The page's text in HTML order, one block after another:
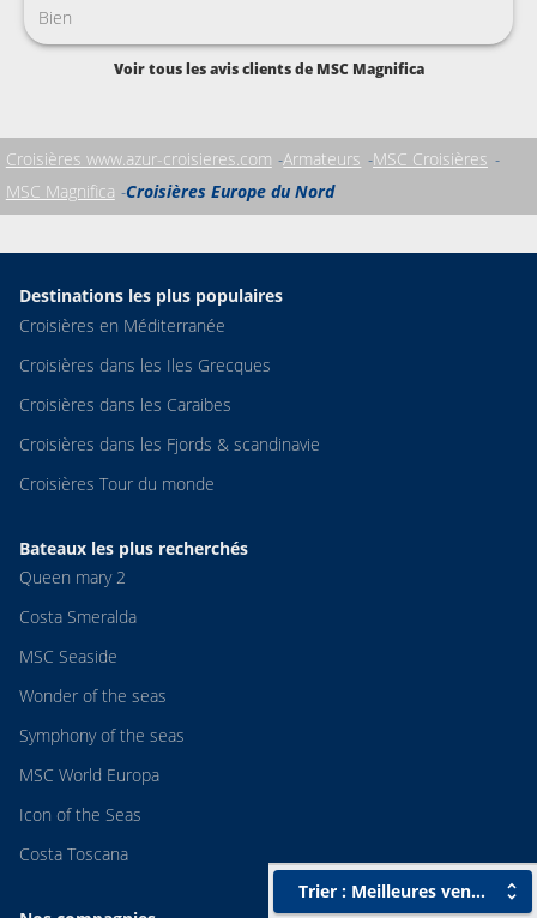
Trier : Meilleures ventes
Bien
Voir tous les avis clients de MSC Magnifica
Croisières www.azur-croisieres.com Armateurs MSC Croisières
MSC Magnifica Croisières Europe du Nord
Destinations les plus populaires
Croisières en Méditerranée
Croisières dans les Iles Grecques
Croisières dans les Caraibes
Croisières dans les Fjords & scandinavie
Croisières Tour du monde
Bateaux les plus recherchés
Queen mary 2
Costa Smeralda
MSC Seaside
Wonder of the seas
Symphony of the seas
MSC World Europa
Icon of the Seas
Costa Toscana